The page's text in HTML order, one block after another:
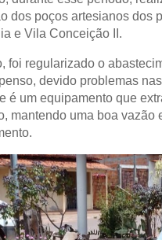
dos poços artesianos dos
e Vila Conceição II.
foi regularizado o
devido problemas
é um equipamento que
mantendo uma boa vazão